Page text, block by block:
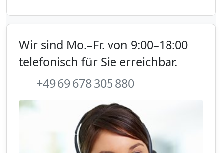
Wir sind Mo.–Fr. von 9:00–18:00
telefonisch für Sie erreichbar.
+49 69 678 305 880